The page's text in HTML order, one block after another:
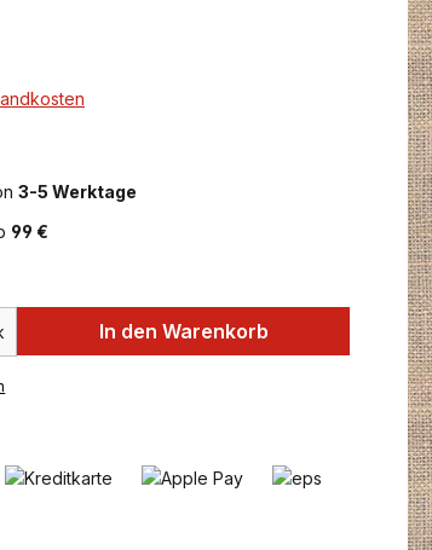
3-5 Werktage
99 €
Gib den gewünschten Wert
In den Warenkorb